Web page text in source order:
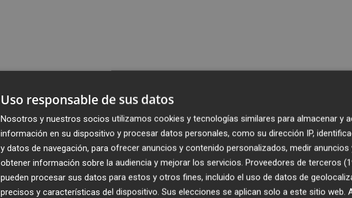
Uso responsable de sus datos
Nosotros y nuestros socios utilizamos cookies y tecnologías similares para almacenar y
información en su dispositivo y procesar datos personales, como su dirección IP,
y datos de navegación, para ofrecer anuncios y contenido personalizados, medir anuncios
obtener información sobre la audiencia y mejorar los servicios. Proveedores de terceros
pueden procesar sus datos para estos y otros fines, incluido el uso de datos de
precisos y características del dispositivo. Sus elecciones se aplican solo a este sitio web.